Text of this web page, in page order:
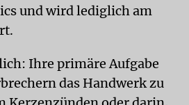
und wird lediglich am
Ihre primäre Aufgabe
das Handwerk zu